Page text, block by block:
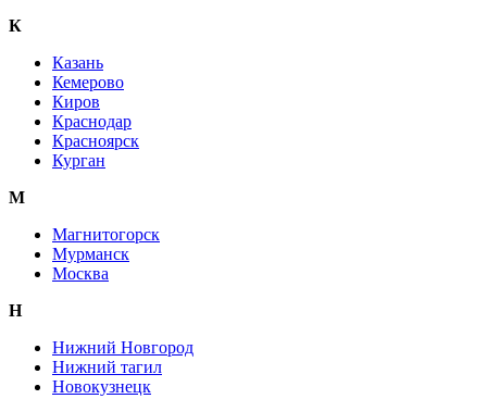
К
Казань
Кемерово
Киров
Краснодар
Красноярск
Курган
М
Магнитогорск
Мурманск
Москва
Н
Нижний Новгород
Нижний тагил
Новокузнецк